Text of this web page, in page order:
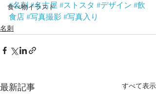
食べ物イラスト
#名刺 #名古屋 #ストスタ #デザイン #飲
食店 #写真撮影 #写真入り
名刺
最新記事 すべて表示